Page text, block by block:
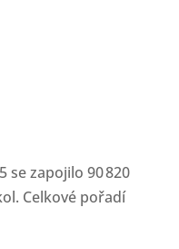
se zapojilo 90 820
Celkové pořadí